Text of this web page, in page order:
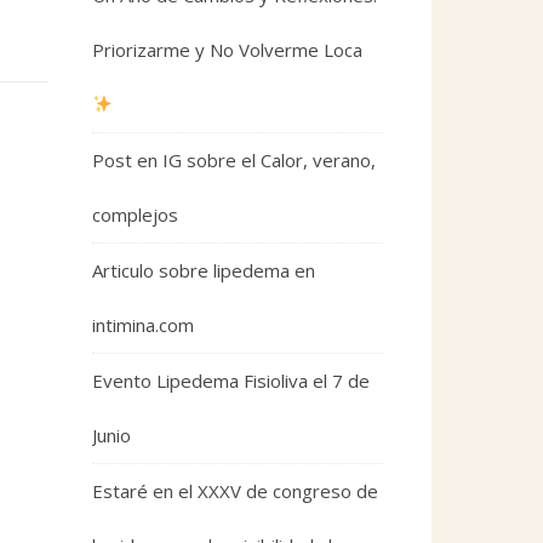
Priorizarme y No Volverme Loca
Post en IG sobre el Calor, verano,
complejos
Articulo sobre lipedema en
intimina.com
Evento Lipedema Fisioliva el 7 de
Junio
Estaré en el XXXV de congreso de